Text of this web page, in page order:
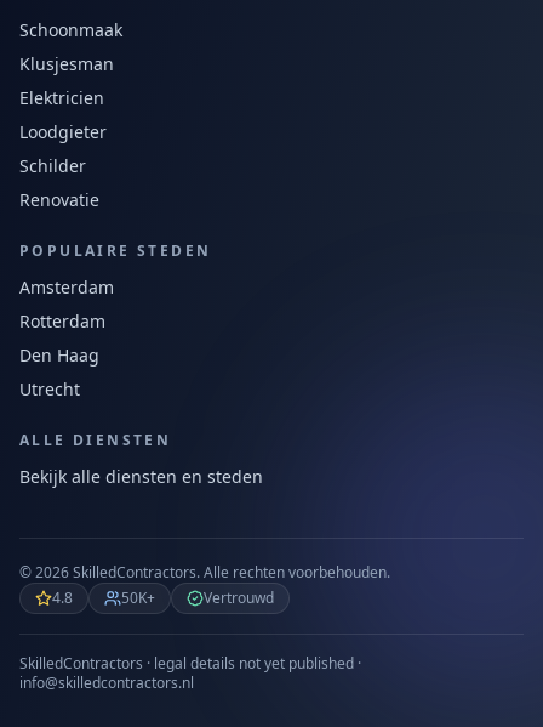
Schoonmaak
Klusjesman
Elektricien
Loodgieter
Schilder
Renovatie
POPULAIRE STEDEN
Amsterdam
Rotterdam
Den Haag
Utrecht
ALLE DIENSTEN
Bekijk alle diensten en steden
©2026SkilledContractors.Alle rechten voorbehouden.
4.8
50K+ Vertrouwd
SkilledContractors · legal details not yet published ·
info@skilledcontractors.nl